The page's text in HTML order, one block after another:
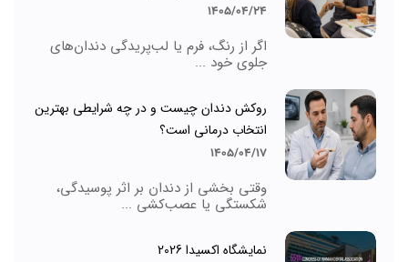
1405/04/24
اگر از رنگ، فرم یا لب‌پریدگی دندان‌های
جلوی خود ...
روکش دندان چیست و در چه شرایطی بهترین
انتخاب درمانی است؟
1405/04/17
وقتی بخشی از دندان بر اثر پوسیدگی،
شکستگی یا عصب‌کشی ...
نمایشگاه اکسیدا 2026